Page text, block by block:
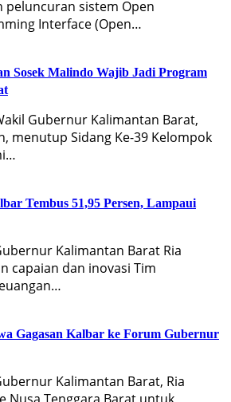
peluncuran sistem Open
Interface (Open…
Sosek Malindo Wajib Jadi Program
Gubernur Kalimantan Barat,
menutup Sidang Ke-39 Kelompok
Tembus 51,95 Persen, Lampaui
Kalimantan Barat Ria
capaian dan inovasi Tim
Gagasan Kalbar ke Forum Gubernur
Kalimantan Barat, Ria